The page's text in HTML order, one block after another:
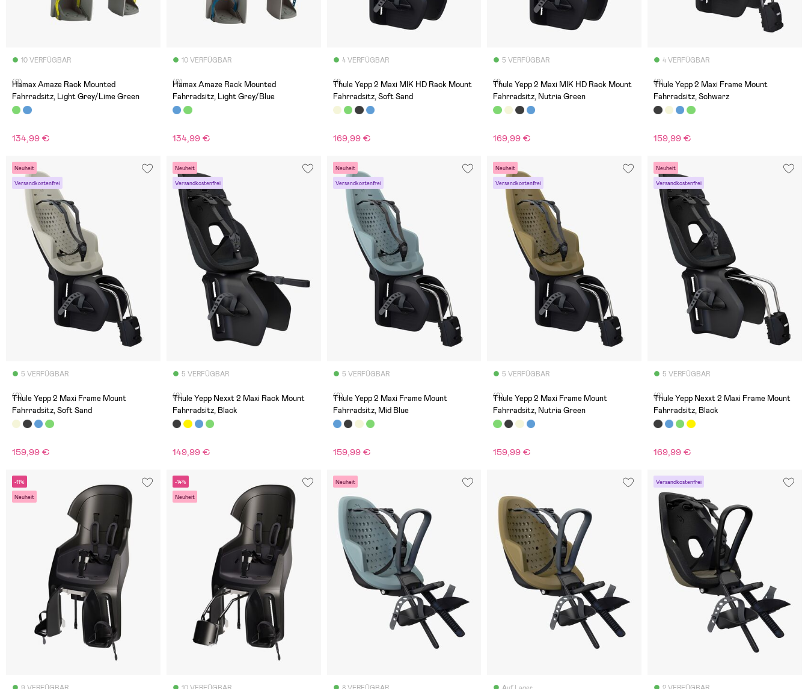
10 VERFÜGBAR
(0)
Hamax Amaze Rack Mounted
Fahrradsitz, Light Grey/Lime Green
134,99 €
10 VERFÜGBAR
(0)
Hamax Amaze Rack Mounted
Fahrradsitz, Light Grey/Blue
134,99 €
4 VERFÜGBAR
(1)
Thule Yepp 2 Maxi MIK HD Rack Mount
Fahrradsitz, Soft Sand
169,99 €
5 VERFÜGBAR
(1)
Thule Yepp 2 Maxi MIK HD Rack Mount
Fahrradsitz, Nutria Green
169,99 €
4 VERFÜGBAR
(0)
Thule Yepp 2 Maxi Frame Mount
Fahrradsitz, Schwarz
159,99 €
Neuheit
Versandkostenfrei
5 VERFÜGBAR
(0)
Thule Yepp 2 Maxi Frame Mount
Fahrradsitz, Soft Sand
159,99 €
Neuheit
Versandkostenfrei
5 VERFÜGBAR
(0)
Thule Yepp Nexxt 2 Maxi Rack Mount
Fahrradsitz, Black
149,99 €
Neuheit
Versandkostenfrei
5 VERFÜGBAR
(0)
Thule Yepp 2 Maxi Frame Mount
Fahrradsitz, Mid Blue
159,99 €
Neuheit
Versandkostenfrei
5 VERFÜGBAR
(0)
Thule Yepp 2 Maxi Frame Mount
Fahrradsitz, Nutria Green
159,99 €
Neuheit
Versandkostenfrei
5 VERFÜGBAR
(0)
Thule Yepp Nexxt 2 Maxi Frame Mount
Fahrradsitz, Black
169,99 €
-11%
Neuheit
-14%
Neuheit
Neuheit Versandkostenfrei